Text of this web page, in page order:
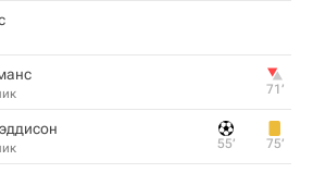
71‎’‎
55‎’‎ 75‎’‎